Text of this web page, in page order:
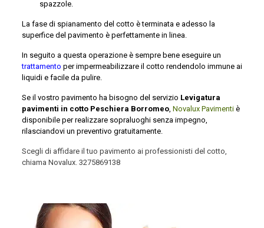
spazzole.
La fase di spianamento del cotto è terminata e adesso la
superfice del pavimento è perfettamente in linea.
In seguito a questa operazione è sempre bene eseguire un
trattamento per impermeabilizzare il cotto rendendolo immune ai
liquidi e facile da pulire.
Se il vostro pavimento ha bisogno del servizio Levigatura
pavimenti in cotto Peschiera Borromeo, Novalux Pavimentiè
disponibile per realizzare sopraluoghi senza impegno,
rilasciandovi un preventivo gratuitamente.
Scegli di affidare il tuo pavimento ai professionisti del cotto,
chiama Novalux. 3275869138